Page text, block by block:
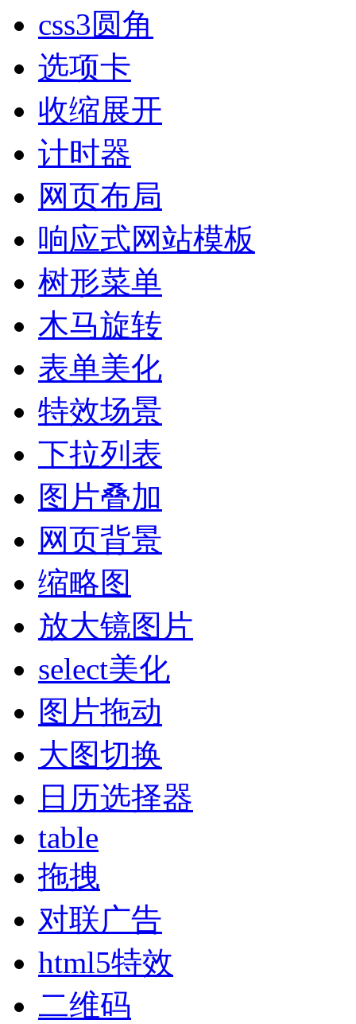
css3圆角
选项卡
收缩展开
计时器
网页布局
响应式网站模板
树形菜单
木马旋转
表单美化
特效场景
下拉列表
图片叠加
网页背景
缩略图
放大镜图片
select美化
图片拖动
大图切换
日历选择器
table
拖拽
对联广告
html5特效
二维码